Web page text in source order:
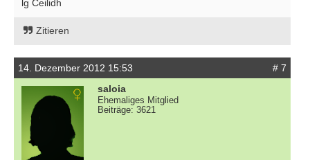
lg Ceilidh
Zitieren
14. Dezember 2012 15:53
# 7
saloia
Ehemaliges Mitglied
Beiträge: 3621